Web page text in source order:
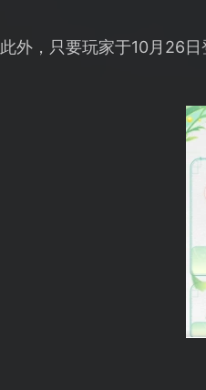
此外，只要玩家于10月26